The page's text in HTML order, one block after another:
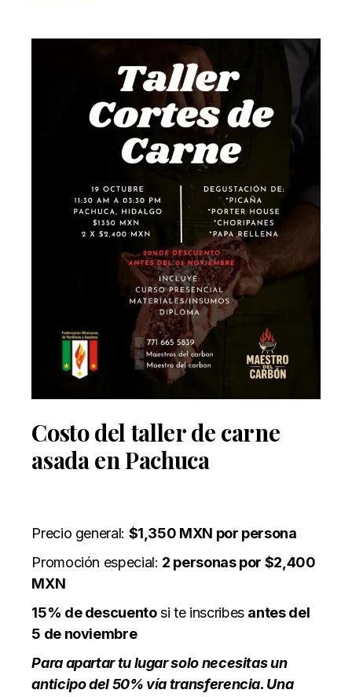
Costo del taller de carne
asada en Pachuca
Precio general: $1,350 MXN por persona
Promoción especial: 2 personas por $2,400
MXN
15% de descuentosi te inscribes antes del
5 de noviembre
Para apartar tu lugar solo necesitas un
anticipo del 50% vía transferencia. Una